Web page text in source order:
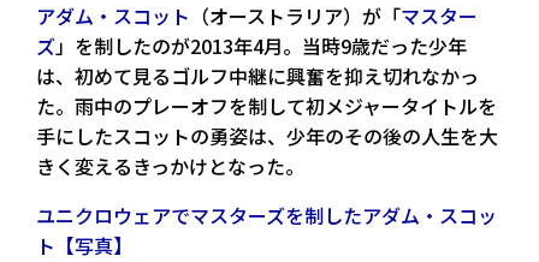
アダム・スコット （オーストラリア）が「マスター
ズ」を制したのが2013年4月。当時9歳だった少年
は、初めて見るゴルフ中継に興奮を抑え切れなかっ
た。雨中のプレーオフを制して初メジャータイトルを
手にしたスコットの勇姿は、少年のその後の人生を大
きく変えるきっかけとなった。
ユニクロウェアでマスターズを制したアダム・スコッ
ト【写真】